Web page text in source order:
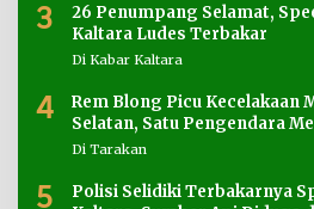
3
26 Penumpang Selamat,
Kaltara Ludes Terbakar
Di Kabar Kaltara
4
Rem Blong Picu Kecelakaan
Selatan, Satu Pengendara
Di Tarakan
5
Polisi Selidiki Terbakarnya